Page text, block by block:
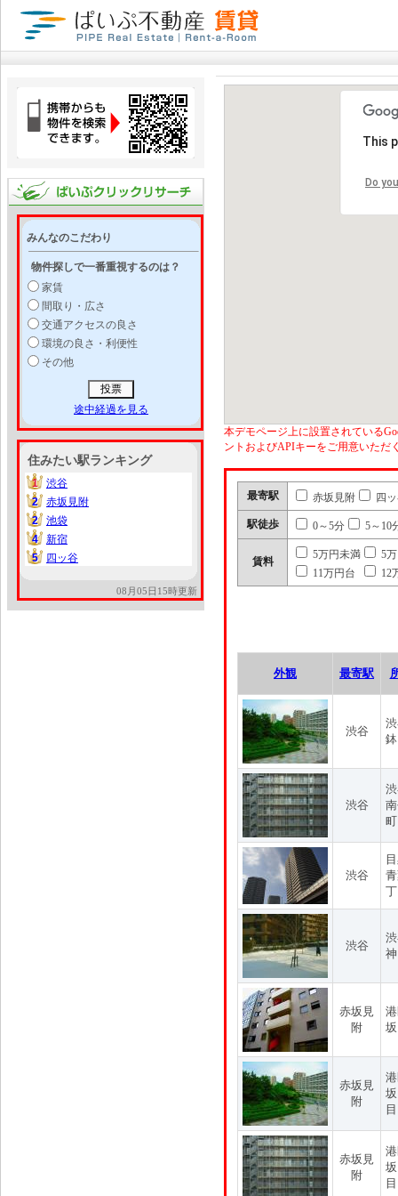
みんなのこだわり
物件探しで一番重視するのは？
家賃
間取り・広さ
交通アクセスの良さ
環境の良さ・利便性
その他
途中経過を見る
住みたい駅ランキング
1
1
渋谷
2
2
赤坂見附
2
2
池袋
4
4
新宿
5
5 四ッ谷
08月05日15時更新
This
Do
本デモページ上に設置されている
ントおよびAPIキーをご用意いただ
最寄駅 赤坂見附 四
駅徒歩 0～5分 5～10
賃料
5万円未満
5
11万円台
12
外観 最寄駅
渋谷
渋谷
渋谷
渋谷
赤坂見
附
赤坂見
附
目
赤坂見
附
目